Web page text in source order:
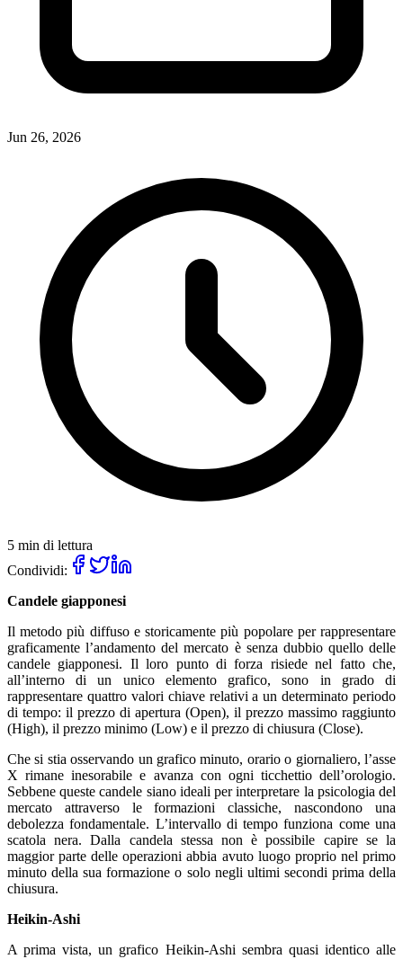
Jun 26, 2026
5 min di lettura
Condividi:
Candele giapponesi
Il metodo più diffuso e storicamente più popolare per rappresentare
graficamente l’andamento del mercato è senza dubbio quello delle
candele giapponesi. Il loro punto di forza risiede nel fatto che,
all’interno di un unico elemento grafico, sono in grado di
rappresentare quattro valori chiave relativi a un determinato periodo
di tempo: il prezzo di apertura (Open), il prezzo massimo raggiunto
(High), il prezzo minimo (Low) e il prezzo di chiusura (Close).
Che si stia osservando un grafico minuto, orario o giornaliero, l’asse
X rimane inesorabile e avanza con ogni ticchettio dell’orologio.
Sebbene queste candele siano ideali per interpretare la psicologia del
mercato attraverso le formazioni classiche, nascondono una
debolezza fondamentale. L’intervallo di tempo funziona come una
scatola nera. Dalla candela stessa non è possibile capire se la
maggior parte delle operazioni abbia avuto luogo proprio nel primo
minuto della sua formazione o solo negli ultimi secondi prima della
chiusura.
Heikin-Ashi
A prima vista, un grafico Heikin-Ashi sembra quasi identico alle